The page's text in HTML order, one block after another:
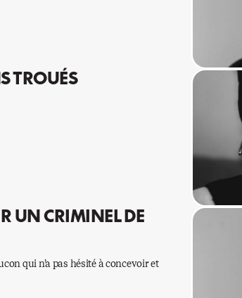
TROUÉS
UN CRIMINEL DE
qui n’a pas hésité à concevoir et